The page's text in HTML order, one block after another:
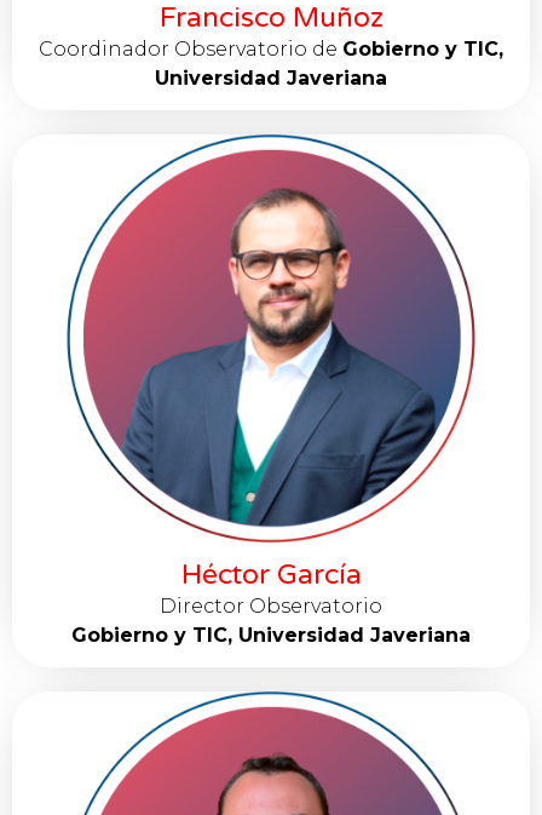
Francisco Muñoz
Coordinador Observatorio de Gobierno y TIC,
Universidad Javeriana
Héctor García
Director Observatorio
Gobierno y TIC, Universidad Javeriana